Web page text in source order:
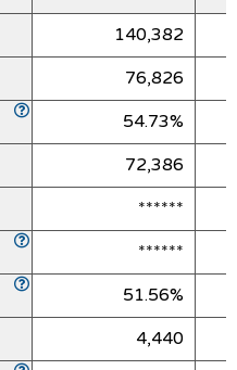
140,382
76,826
54.73%
72,386
******
******
51.56%
4,440